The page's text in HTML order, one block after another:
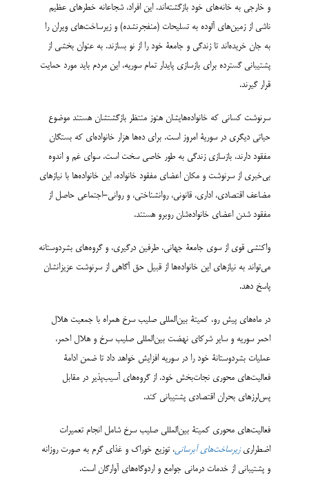
و خارجی به خانه‌های خود بازگشته‌اند. این افراد، شجاعانه خطرهای عظیم
ناشی از زمین‌های آلوده به تسلیحات (منفجرنشده) و زیرساخت‌های ویران را
به جان خریده‌اند تا زندگی و جامعۀ خود را از نو بسازند. به عنوان بخشی از
پشتیبانی گسترده برای بازسازی پایدار تمام سوریه، این مردم باید مورد حمایت
قرار گیرند.
سرنوشت کسانی که خانواده‌هایشان هنوز منتظر بازگشتشان هستند موضوع
حیاتی دیگری در سوریۀ امروز است. برای ده‌ها هزار خانواده‌ای که بستگان
مفقود دارند، بازسازی زندگی به طور خاصی سخت است. سوای غم و اندوه
بی‌خبری از سرنوشت و مکان اعضای مفقود خانواده، این خانواده‌ها با نیازهای
مضاعف اقتصادی، اداری، قانونی، روانشناختی، و روانی-اجتماعی حاصل از
مفقود شدن اعضای خانواده‌شان روبرو هستند.
واکنشی قوی از سوی جامعۀ جهانی، طرفین درگیری، و گروه‌های بشردوستانه
می‌تواند به نیازهای این خانواده‌ها از قبیل حق آگاهی از سرنوشت عزیزانشان
پاسخ دهد.
در ماه‌های پیش رو، کمیتۀ بین‌المللی صلیب سرخ همراه با جمعیت هلال
احمر سوریه و سایر شرکای نهضت بین‌المللی صلیب سرخ و هلال احمر،
عملیات بشردوستانۀ خود را در سوریه افزایش خواهد داد تا ضمن ادامۀ
فعالیت‌های محوری نجات‌بخش خود، از گروه‌های آسیب‌پذیر در مقابل
پس‌لرزهای بحران اقتصادی پشتیبانی کند.
فعالیت‌های محوری کمیتۀ بین‌المللی صلیب سرخ شامل انجام تعمیرات
اضطراریزیرساخت‌های آبرسانی، توزیع خوراک و غذای گرم به صورت روزانه
و پشتیبانی از خدمات درمانی جوامع و اردوگاه‌های آوارگان است.